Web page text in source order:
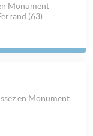
Monument
(63)
en Monument